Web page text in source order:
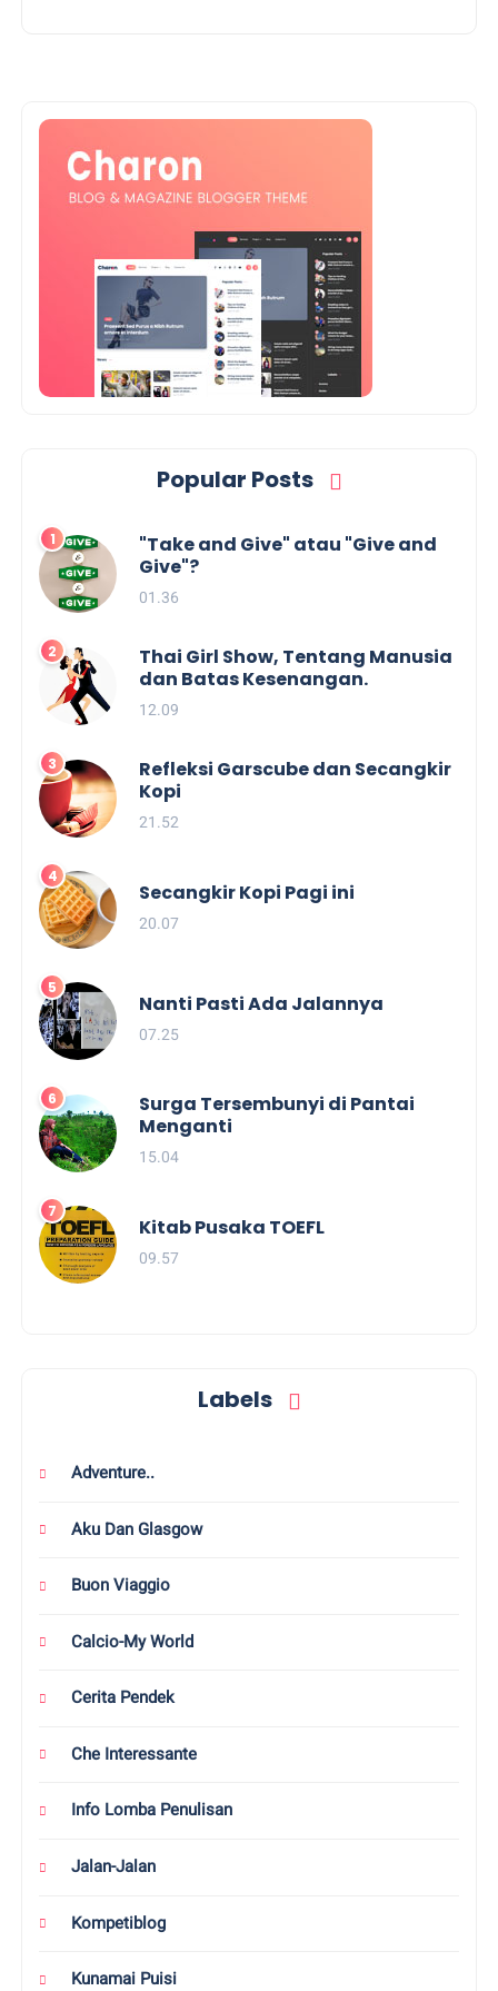
Popular Posts
"Take and Give" atau "Give and
Give"?
01.36
Thai Girl Show, Tentang Manusia
dan Batas Kesenangan.
12.09
Refleksi Garscube dan Secangkir
Kopi
21.52
Secangkir Kopi Pagi ini
20.07
Nanti Pasti Ada Jalannya
07.25
Surga Tersembunyi di Pantai
Menganti
15.04
Kitab Pusaka TOEFL
09.57
Labels
Adventure..
Aku Dan Glasgow
Buon Viaggio
Calcio-My World
Cerita Pendek
Che Interessante
Info Lomba Penulisan
Jalan-Jalan
Kompetiblog
Kunamai Puisi